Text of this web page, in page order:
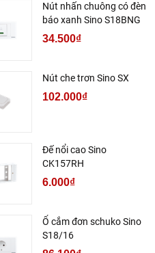
Nút nhấn chuông có đèn
báo xanh Sino S18BNG
34.500₫
Nút che trơn Sino SX
102.000₫
Đế nổi cao Sino
CK157RH
6.000₫
Ổ cắm đơn schuko Sino
S18/16